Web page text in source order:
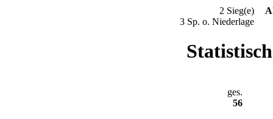
2 Sieg(e)
3 Sp. o. Niederlage
ges.
56